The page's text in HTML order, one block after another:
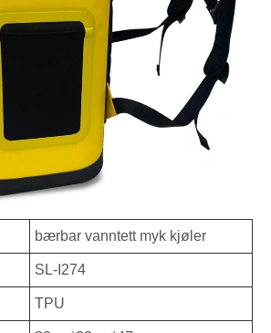
bærbar vanntett myk kjøler
SL-I274
TPU